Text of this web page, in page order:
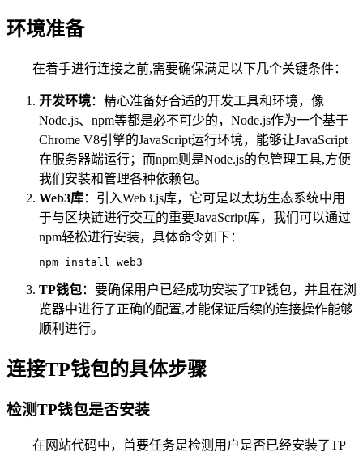
环境准备
在着手进行连接之前,需要确保满足以下几个关键条件：
开发环境：精心准备好合适的开发工具和环境，像
Node.js、npm等都是必不可少的，Node.js作为一个基于
Chrome V8引擎的JavaScript运行环境，能够让JavaScript
在服务器端运行；而npm则是Node.js的包管理工具,方便
我们安装和管理各种依赖包。
Web3库：引入Web3.js库，它可是以太坊生态系统中用
于与区块链进行交互的重要JavaScript库，我们可以通过
npm轻松进行安装，具体命令如下：
npm install web3
TP钱包：要确保用户已经成功安装了TP钱包，并且在浏
览器中进行了正确的配置,才能保证后续的连接操作能够
顺利进行。
连接TP钱包的具体步骤
检测TP钱包是否安装
在网站代码中，首要任务是检测用户是否已经安装了TP